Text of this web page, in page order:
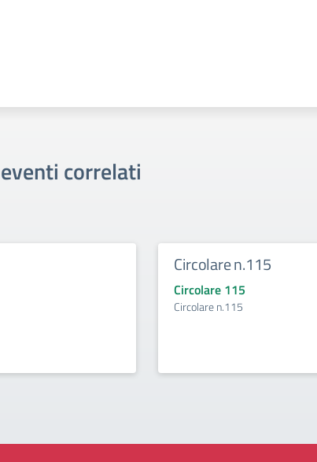
correlati
Circolare n.115
Circolare 115
Circolare n.115